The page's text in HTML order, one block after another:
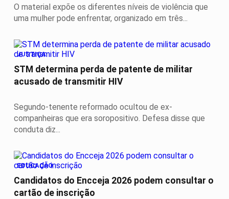
O material expõe os diferentes níveis de violência que
uma mulher pode enfrentar, organizado em três...
JUSTIÇA
STM determina perda de patente de militar
acusado de transmitir HIV
Segundo-tenente reformado ocultou de ex-
companheiras que era soropositivo. Defesa disse que
conduta diz...
EDUCAÇÃO
Candidatos do Encceja 2026 podem consultar o
cartão de inscrição